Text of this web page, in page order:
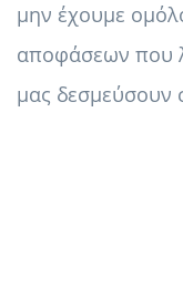
μην έχουμε
αποφάσεων που
μας δεσμεύσουν